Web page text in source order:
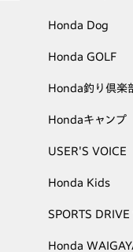
Honda Dog
Honda GOLF
Honda釣り倶楽
Hondaキャンプ
USER'S VOICE
Honda Kids
SPORTS DRIVE
Honda